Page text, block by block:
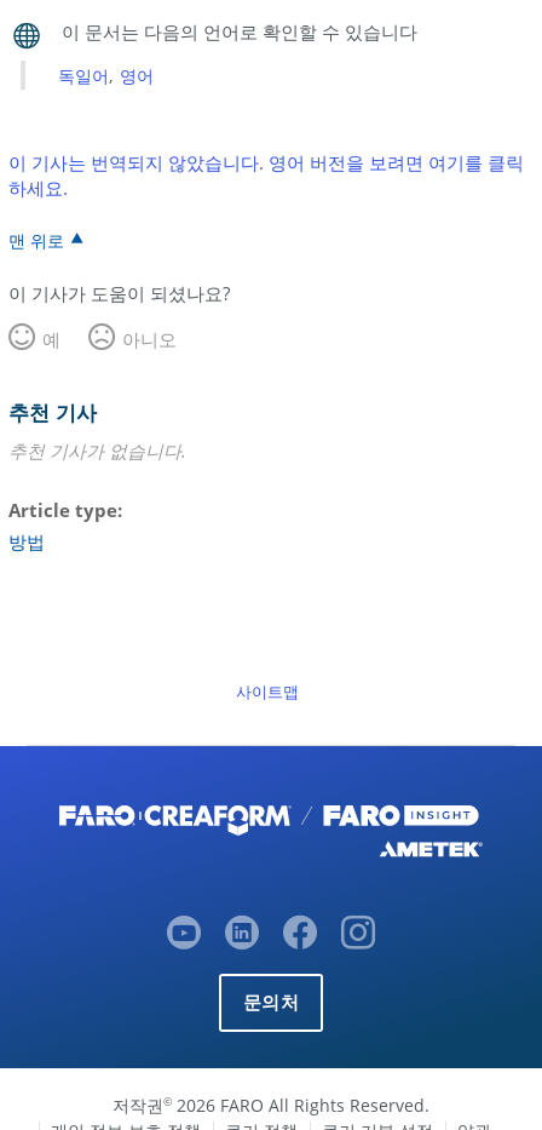
독일어 영어
이 기사는 번역되지 않았습니다. 영어 버전을 보려면 여기를 클릭
하세요.
맨 위로
이 기사가 도움이 되셨나요?
예
아니오
추천 기사
추천 기사가 없습니다.
Article type
방법
사이트맵
문의처
저작권© 2026 FARO All Rights Reserved.